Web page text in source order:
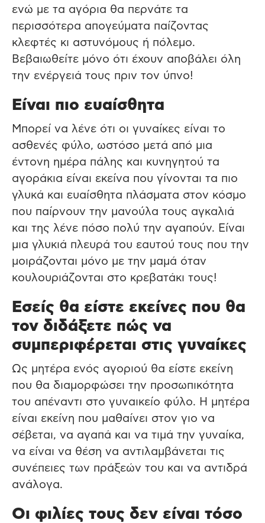
ενώ με τα αγόρια θα περνάτε τα
περισσότερα απογεύματα παίζοντας
κλεφτές κι αστυνόμους ή πόλεμο.
Βεβαιωθείτε μόνο ότι έχουν αποβάλει όλη
την ενέργειά τους πριν τον ύπνο!
Είναι πιο ευαίσθητα
Μπορεί να λένε ότι οι γυναίκες είναι το
ασθενές φύλο, ωστόσο μετά από μια
έντονη ημέρα πάλης και κυνηγητού τα
αγοράκια είναι εκείνα που γίνονται τα πιο
γλυκά και ευαίσθητα πλάσματα στον κόσμο
που παίρνουν την μανούλα τους αγκαλιά
και της λένε πόσο πολύ την αγαπούν. Είναι
μια γλυκιά πλευρά του εαυτού τους που την
μοιράζονται μόνο με την μαμά όταν
κουλουριάζονται στο κρεβατάκι τους!
Εσείς θα είστε εκείνες που θα
τον διδάξετε πώς να
συμπεριφέρεται στις γυναίκες
Ως μητέρα ενός αγοριού θα είστε εκείνη
που θα διαμορφώσει την προσωπικότητα
του απέναντι στο γυναικείο φύλο. Η μητέρα
είναι εκείνη που μαθαίνει στον γιο να
σέβεται, να αγαπά και να τιμά την γυναίκα,
να είναι να θέση να αντιλαμβάνεται τις
συνέπειες των πράξεών του και να αντιδρά
ανάλογα.
Οι φιλίες τους δεν είναι τόσο